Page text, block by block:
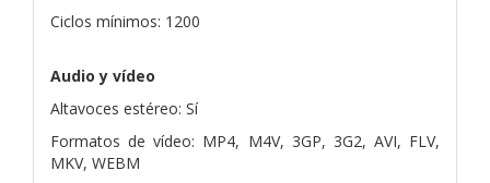
Ciclos mínimos: 1200
Audio y vídeo
Altavoces estéreo: Sí
Formatos de vídeo: MP4, M4V, 3GP, 3G2, AVI, FLV,
MKV, WEBM